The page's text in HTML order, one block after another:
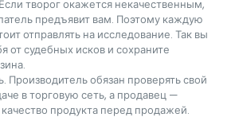
творог окажется некачественным,
предъявит вам. Поэтому каждую
отправлять на исследование. Так вы
от судебных исков и сохраните
Производитель обязан проверять свой
в торговую сеть, а продавец —
продукта перед продажей.